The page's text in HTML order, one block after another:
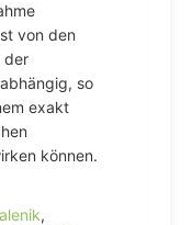
von den
der
so
exakt
können.
,